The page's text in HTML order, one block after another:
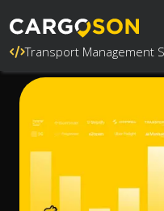
Transport Management